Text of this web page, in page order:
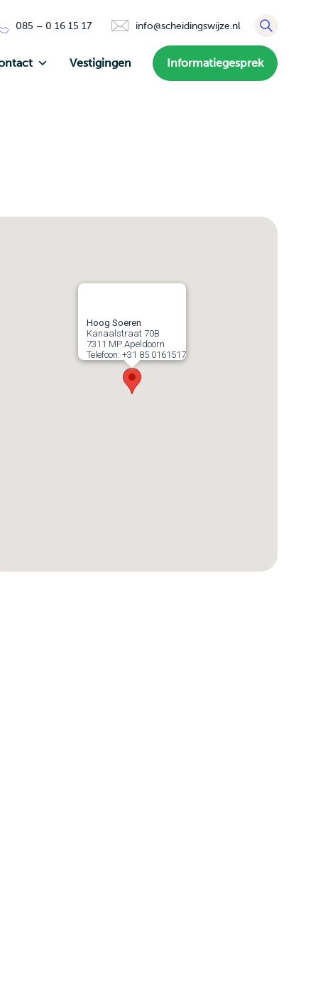
085 – 0 16 15 17 info@scheidingswijze.nl
Vestigingen Informatiegesprek
Hoog Soeren
Kanaalstraat 70B
7311 MP Apeldoorn
Telefoon: +31 85 0161517